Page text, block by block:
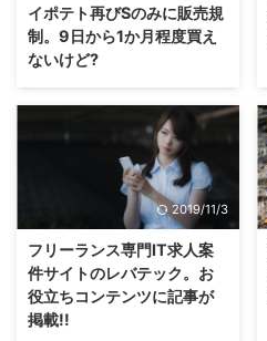
イポテト再びSのみに販売規
制。9日から1か月程度買え
ないけど?
2019/11/3
フリーランス専門IT求人案
件サイトのレバテック。お
役立ちコンテンツに記事が
掲載!!